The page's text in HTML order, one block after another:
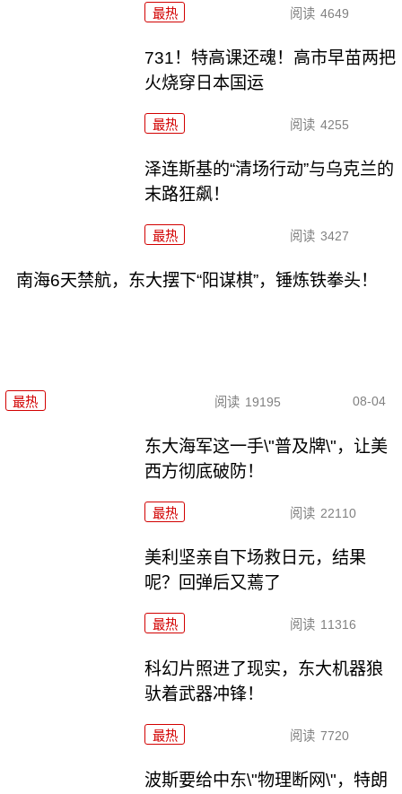
最热 阅读 4649
731！特高课还魂！高市早苗两把
火烧穿日本国运
最热 阅读 4255
泽连斯基的“清场行动”与乌克兰的
末路狂飙！
最热 阅读 3427
南海6天禁航，东大摆下“阳谋棋”，锤炼铁拳头！
最热 阅读 19195 08-04
东大海军这一手\"普及牌\"，让美
西方彻底破防！
最热 阅读 22110
美利坚亲自下场救日元，结果
呢？回弹后又蔫了
最热 阅读 11316
科幻片照进了现实，东大机器狼
驮着武器冲锋！
最热 阅读 7720
波斯要给中东\"物理断网\"，特朗